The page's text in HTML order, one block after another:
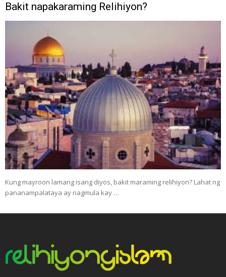
Bakit napakaraming Relihiyon?
Kung mayroon lamang isang diyos, bakit maraming relihiyon? Lahat ng
pananampalataya ay nagmula kay …